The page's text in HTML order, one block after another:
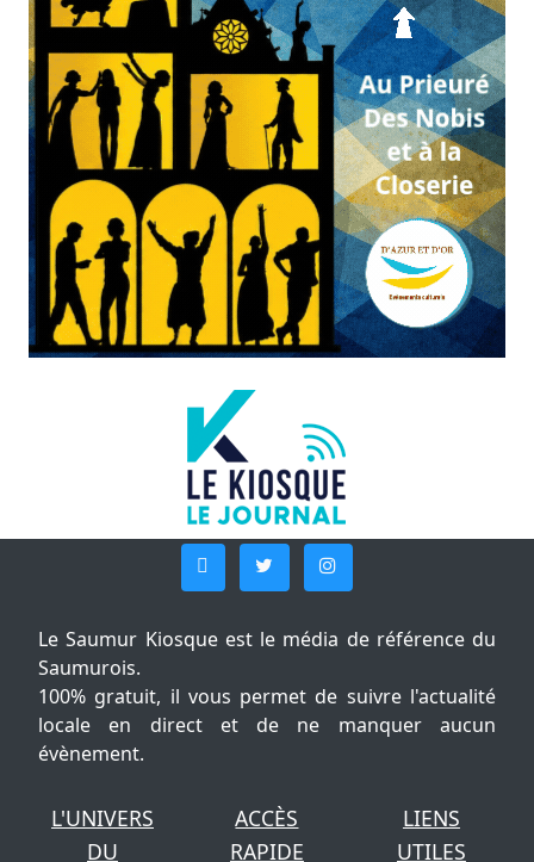
Le Saumur Kiosque est le média de référence du
Saumurois.
100% gratuit, il vous permet de suivre l'actualité
locale en direct et de ne manquer aucun
évènement.
L'UNIVERS
DU
ACCÈS
RAPIDE
LIENS
UTILES